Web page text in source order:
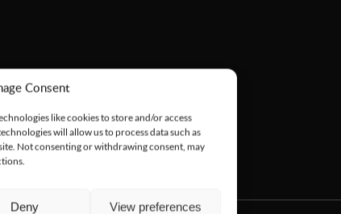
Consent
like cookies to store and/or access
will allow us to process data such as
Not consenting or withdrawing consent, may
Deny View preferences